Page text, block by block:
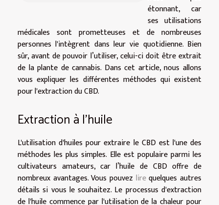
étonnant, car
ses utilisations
médicales sont prometteuses et de nombreuses
personnes l'intègrent dans leur vie quotidienne. Bien
sûr, avant de pouvoir l’utiliser, celui-ci doit être extrait
de la plante de cannabis. Dans cet article, nous allons
vous expliquer les différentes méthodes qui existent
pour l'extraction du CBD.
Extraction à l'huile
L'utilisation d'huiles pour extraire le CBD est l'une des
méthodes les plus simples. Elle est populaire parmi les
cultivateurs amateurs, car l’huile de CBD offre de
nombreux avantages. Vous pouvez lirequelques autres
détails si vous le souhaitez. Le processus d'extraction
de l'huile commence par l'utilisation de la chaleur pour